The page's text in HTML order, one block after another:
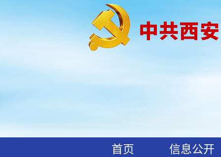
首页
信息公开